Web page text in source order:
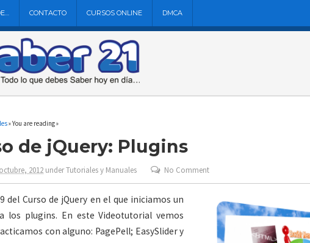
CONTACTO CURSOS ONLINE DMCA
» You are reading »
de jQuery: Plugins
2012 underTutoriales y Manuales No Comment
del Curso de jQuery en el que iniciamos un
los plugins. En este Videotutorial vemos
con alguno: PagePell; EasySlider y